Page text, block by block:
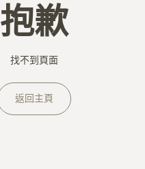
抱歉
找不到頁面
返回主頁